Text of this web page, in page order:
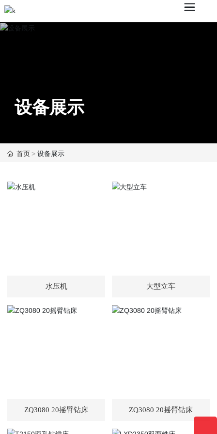
设备展示
首页 设备展示
水压机 大型立车
ZQ3080 20摇臂钻床 ZQ3080 20摇臂钻床